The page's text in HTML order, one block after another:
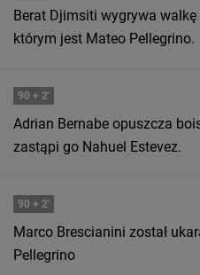
Berat Djimsiti wygrywa
którym jest Mateo Pellegrino.
90 + 2'
Adrian Bernabe opuszcza
zastąpi go Nahuel Estevez.
90 + 2'
Marco Brescianini został
Pellegrino